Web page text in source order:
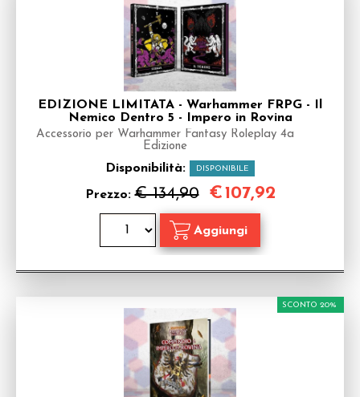
EDIZIONE LIMITATA - Warhammer FRPG - Il
Nemico Dentro 5 - Impero in Rovina
Accessorio per Warhammer Fantasy Roleplay 4a
Edizione
Disponibilità: DISPONIBILE
Prezzo:€ 134,90 €107,92
SCONTO 20%